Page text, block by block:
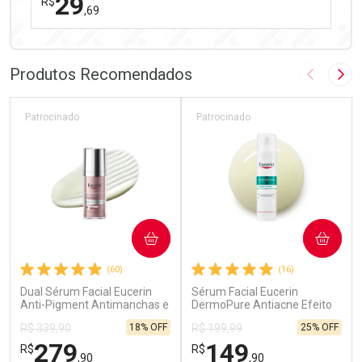
,69
Laboratório
Ativar Desconto
Comprar sem Desconto
Por Menos
Comprar sem Desconto
Produtos Recomendados Imagem
(60)
Dual Sérum Facial Eucerin
Anti-Pigment Antimanchas e
Patrocinado
R$ 339,90
R$279,90
18% OFF
COMPRAR
(16)
Sérum Facial Eucerin
DermoPure Antiacne Efeito
Patrocinado
R$ 199,99
R$149,90
25% OFF
COMPRAR